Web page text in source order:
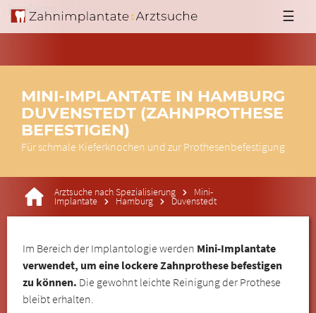
'; }else{ echo ' '; } ?> ☰
MINI-IMPLANTATE IN HAMBURG
DUVENSTEDT (ZAHNPROTHESE
BEFESTIGEN)
Für schmale Kieferknochen und zur Prothesenbefestigung
Arztsuche nach Spezialisierung Mini-
Implantate Hamburg Duvenstedt
Im Bereich der Implantologie werden Mini-Implantate
verwendet, um eine lockere Zahnprothese befestigen
zu können. Die gewohnt leichte Reinigung der Prothese
bleibt erhalten.